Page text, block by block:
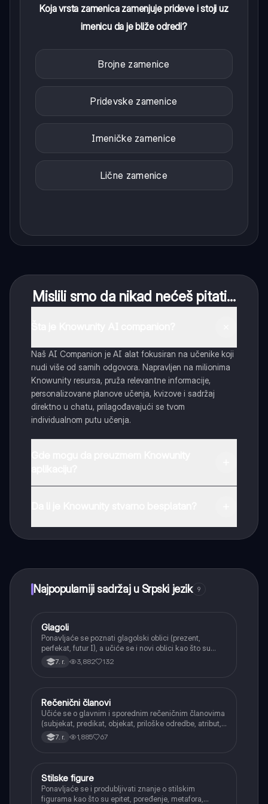
Koja vrsta zamenica zamenjuje prideve i stoji uz
imenicu da je bliže odredi?
Brojne zamenice
Pridevske zamenice
Imeničke zamenice
Lične zamenice
Mislili smo da nikad nećeš pitati...
Naš AI Companion je AI alat fokusiran na učenike koji
nudi više od samih odgovora. Napravljen na milionima
Knowunity resursa, pruža relevantne informacije,
personalizovane planove učenja, kvizove i sadržaj
direktno u chatu, prilagođavajući se tvom
individualnom putu učenja.
Najpopularniji sadržaj u Srpski jezik 9
Srpski jezik
Glagoli
Ponavljaće se poznati glagolski oblici (prezent,
perfekat, futur I), a učiće se i novi oblici kao što su
aorist, imperfekat, pluskvamperfekat, futur II, kao i
glagolski prilozi i pridevi.
7. r. 3,882 132
Srpski jezik
Rečenični članovi
Učiće se o glavnim i sporednim rečeničnim članovima
(subjekat, predikat, objekat, priloške odredbe, atribut,
apozicija) i njihovoj funkciji.
7. r. 1,885 67
Srpski jezik
Stilske figure
Ponavljaće se i produbljivati znanje o stilskim
figurama kao što su epitet, poređenje, metafora,